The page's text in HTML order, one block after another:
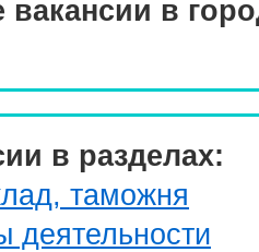
вакансии в
в разделах:
таможня
деятельности